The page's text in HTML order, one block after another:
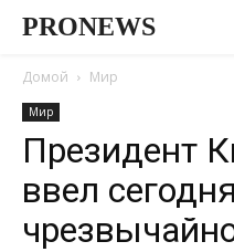
PRONEWS
Домой Мир
Мир
Президент
ввел